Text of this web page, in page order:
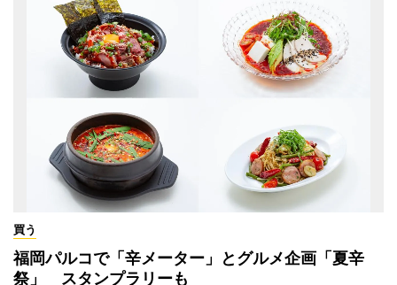
買う
福岡パルコで「辛メーター」とグルメ企画「夏辛
祭」 スタンプラリーも